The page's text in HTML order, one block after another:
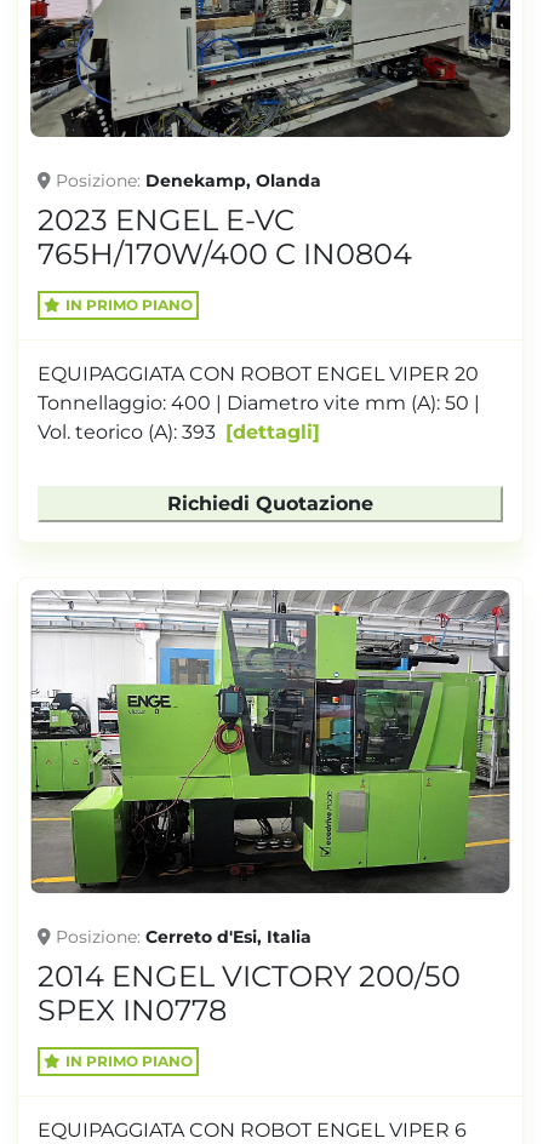
TONNELLAGGIO
Posizione Denekamp, Olanda
2023 ENGEL E-VC
765H/170W/400 C IN0804
IN PRIMO PIANO
EQUIPAGGIATA CON ROBOT ENGEL VIPER 20
Tonnellaggio: 400 | Diametro vite mm (A): 50 |
Vol. teorico (A): 393
dettagli
Richiedi Quotazione
Posizione Cerreto d'Esi, Italia
2014 ENGEL VICTORY 200/50
SPEX IN0778
IN PRIMO PIANO
EQUIPAGGIATA CON ROBOT ENGEL VIPER 6